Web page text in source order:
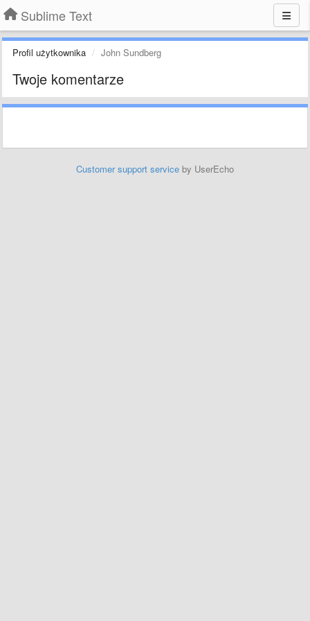
Sublime Text
Profil użytkownika John Sundberg
Twoje komentarze
Customer support service by UserEcho